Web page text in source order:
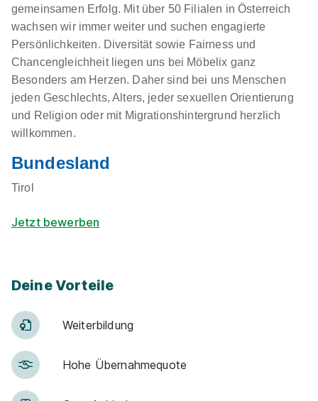
gemeinsamen Erfolg. Mit über 50 Filialen in Österreich
wachsen wir immer weiter und suchen engagierte
Persönlichkeiten. Diversität sowie Fairness und
Chancengleichheit liegen uns bei Möbelix ganz
Besonders am Herzen. Daher sind bei uns Menschen
jeden Geschlechts, Alters, jeder sexuellen Orientierung
und Religion oder mit Migrationshintergrund herzlich
willkommen.
Bundesland
Tirol
Jetzt bewerben
Deine Vorteile
Weiter­bildung
Hohe Über­nah­me­quote